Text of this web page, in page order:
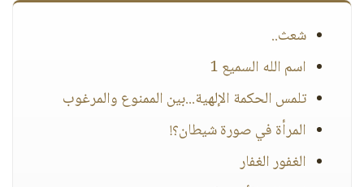
شعث..
اسم الله السميع 1
تلمس الحكمة الإلهية...بين الممنوع والمرغوب
المرأة في صورة شيطان؟!
الغفور الغفار